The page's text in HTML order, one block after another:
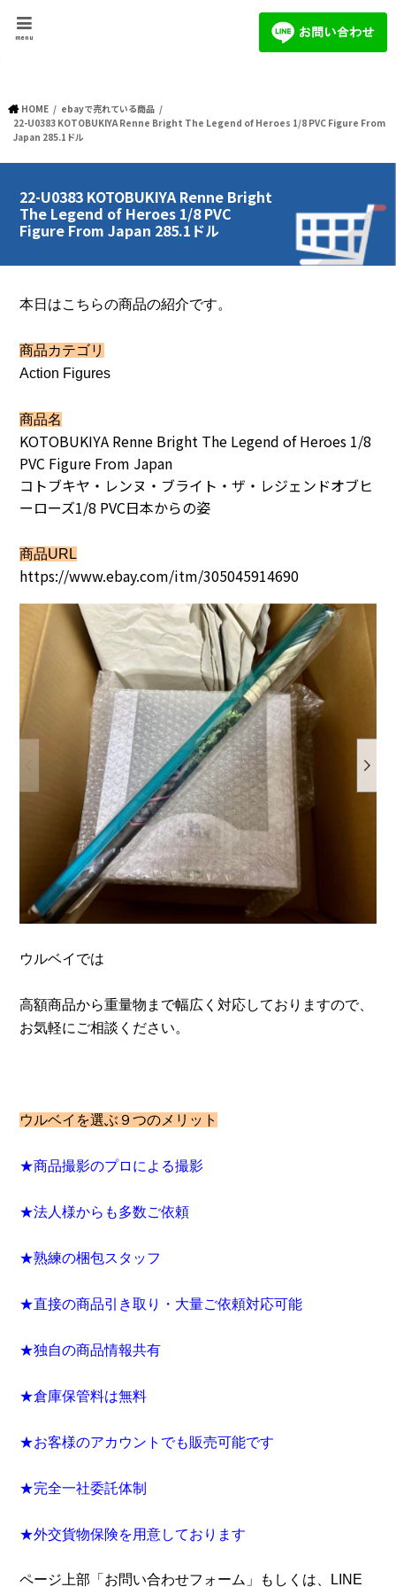
menu
HOME
ebayで売れている商品
22-U0383 KOTOBUKIYA Renne Bright The Legend of Heroes 1/8 PVC Figure From
Japan 285.1ドル
22-U0383 KOTOBUKIYA Renne Bright
The Legend of Heroes 1/8 PVC
Figure From Japan 285.1ドル
本日はこちらの商品の紹介です。
商品カテゴリ
Action Figures
商品名
KOTOBUKIYA Renne Bright The Legend of Heroes 1/8
PVC Figure From Japan
コトブキヤ・レンヌ・ブライト・ザ・レジェンドオブヒ
ーローズ1/8 PVC日本からの姿
商品URL
https://www.ebay.com/itm/305045914690
ウルベイでは
高額商品から重量物まで幅広く対応しておりますので、
お気軽にご相談ください。
ウルベイを選ぶ９つのメリット
★商品撮影のプロによる撮影
★法人様からも多数ご依頼
★熟練の梱包スタッフ
★直接の商品引き取り・大量ご依頼対応可能
★独自の商品情報共有
★倉庫保管料は無料
★お客様のアカウントでも販売可能です
★完全一社委託体制
★外交貨物保険を用意しております
ページ上部「お問い合わせフォーム」もしくは、LINE